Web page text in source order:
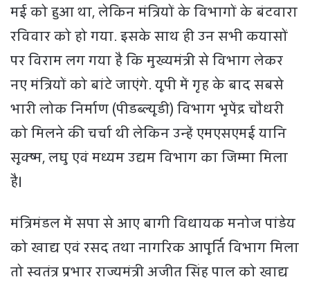
मई को हुआ था, लेकिन मंत्रियों के विभागों के बंटवारा
रविवार को हो गया. इसके साथ ही उन सभी कयासों
पर विराम लग गया है कि मुख्यमंत्री से विभाग लेकर
नए मंत्रियों को बांटे जाएंगे. यूपी में गृह के बाद सबसे
भारी लोक निर्माण (पीडब्ल्यूडी) विभाग भूपेंद्र चौधरी
को मिलने की चर्चा थी लेकिन उन्हें एमएसएमई यानि
सूक्ष्म, लघु एवं मध्यम उद्यम विभाग का जिम्मा मिला
है।
मंत्रिमंडल में सपा से आए बागी विधायक मनोज पांडेय
को खाद्य एवं रसद तथा नागरिक आपूर्ति विभाग मिला
तो स्वतंत्र प्रभार राज्यमंत्री अजीत सिंह पाल को खाद्य